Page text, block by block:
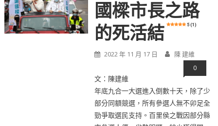
國樑市長之路
的死活結
5 (1)
2022 年 11 月 17 日 陳 建維
0
文：陳建維
年底九合一大選進入倒數十天，除了少
部分同額競選，所有參選人無不卯足全
勁爭取選民支持。百里侯之戰因部分縣